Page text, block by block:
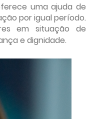
uma ajuda de
por igual período.
em situação de
e dignidade.